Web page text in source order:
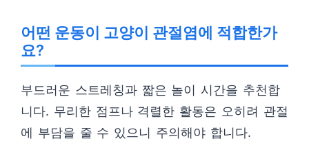
어떤 운동이 고양이 관절염에 적합한가
요?
부드러운 스트레칭과 짧은 놀이 시간을 추천합
니다. 무리한 점프나 격렬한 활동은 오히려 관절
에 부담을 줄 수 있으니 주의해야 합니다.